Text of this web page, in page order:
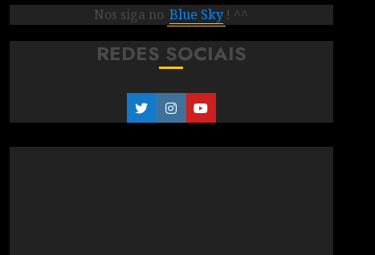
Nos siga no Blue Sky ! ^^
REDES SOCIAIS